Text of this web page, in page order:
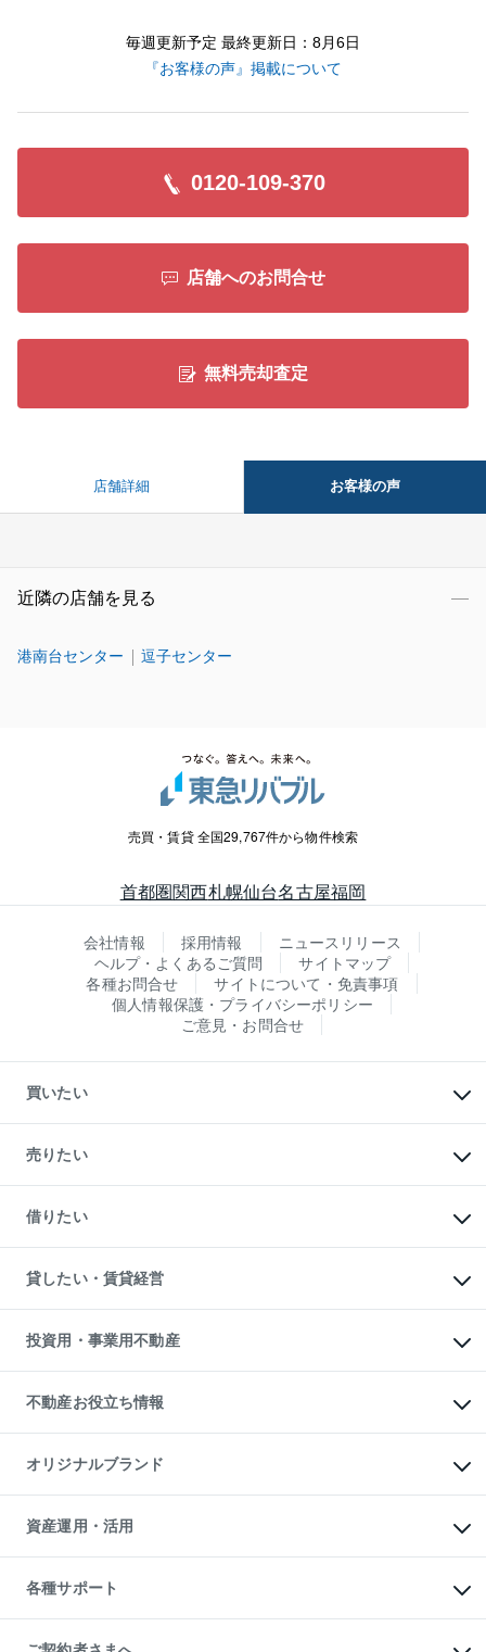
毎週更新予定 最終更新日：8月6日
『お客様の声』掲載について
0120-109-370
店舗へのお問合せ
無料売却査定
店舗詳細 お客様の声
近隣の店舗を見る
港南台センター 逗子センター
売買・賃貸 全国29,767件から物件検索
首都圏関西札幌仙台名古屋福岡
会社情報 採用情報
ニュースリリース
ヘルプ・よくあるご質問
サイトマップ
各種お問合せ
サイトについて・免責事項
個人情報保護・プライバシーポリシー
ご意見・お問合せ
買いたい
新築・分譲マンションの購入
中古マンションの購入
一戸建ての購入
中古一戸建ての購入
不動産購入の流れ
注目キーワード物件特集
購入ガイド
English 繁体中文簡体中文
売りたい
一戸建ての売却・査定
土地の売却・査定
スピードAI査定
不動産査定について
不動産売却の流れ
不動産買換えの流れ
売却ガイド
借りたい
オフィス・店舗の賃貸
借りるときの流れ
借りるガイド
貸したい・賃貸経営
マンション賃料データ
賃貸管理プラン
リロケーションについて
貸すガイド
投資用・事業用不動産
事業用不動産
マンション投資
投資用マンション
アパート経営
収益物件
ビル購入（ビル一棟）
投資用不動産の売却査定
事業用不動産の売却査定
不動産お役立ち情報
マンションライブラリー
人気マンションランキング
暮らしに役立つ不動産メディア
不動産相場・不動産価格情報
不動産コラム・ニュース
不動産用語集
不動産なんでもネット相談室
住まいの税金
オリジナルブランド
一棟リノベーションマンション
L`GENTE（ルジェンテ）
区分リノベーションマンション
投資用一棟レジデンスWELL
不動産小口投資
LEGACIA（レガシア）
資産運用・活用
不動産M&A
アセットマネジメント・出資
各種サポート
相続サポート